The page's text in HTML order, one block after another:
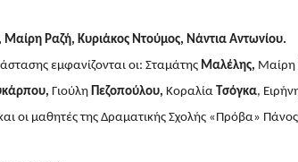
Μαίρη Ραζή, Κυριάκος Ντούμος, Νάντια Αντωνίου.
εμφανίζονται οι: Σταμάτης Μαλέλης, Μαίρη
Γιούλη Πεζοπούλου, Κοραλία Τσόγκα,
οι μαθητές της Δραματικής Σχολής «Πρόβα» Πάνος